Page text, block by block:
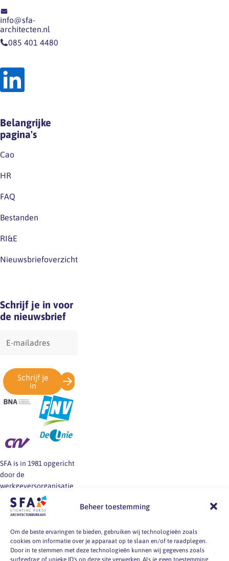
Beheer toestemming
Om de beste ervaringen te bieden, gebruiken wij technologieën zoals
cookies om informatie over je apparaat op te slaan en/of te raadplegen.
Door in te stemmen met deze technologieën kunnen wij gegevens zoals
surfgedrag of unieke ID's op deze site verwerken. Als je geen toestemming
info@sfa-
architecten.nl
085 401 4480
Belangrijke
pagina's
Cao
HR
FAQ
Bestanden
RI&E
Nieuwsbriefoverzicht
Schrijf je in voor
de nieuwsbrief
mailadres
Schrijf je
in
SFA is in 1981 opgericht
door de
werkgeversorganisatie
BNA en de vakbonden
FNV, CNV en De Unie.
werkgevers en
werknemers van
architectenbureaus bij